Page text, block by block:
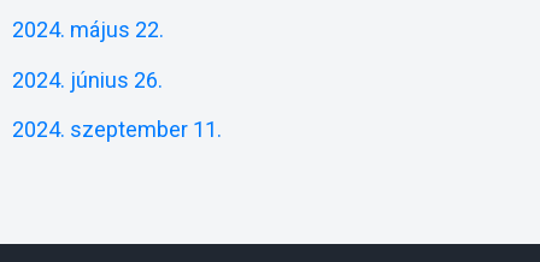
2024. május 22.
2024. június 26.
2024. szeptember 11.